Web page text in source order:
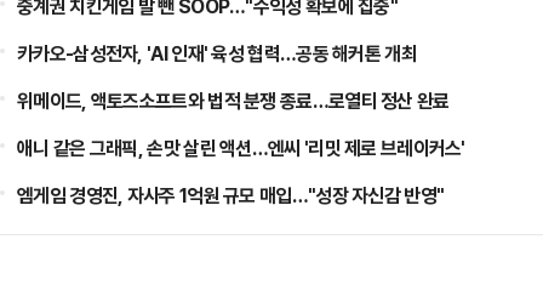
중계권 치킨게임 발 뺀 SOOP…"수익성 확보에 집중"
카카오-삼성전자, 'AI 인재' 육성 협력…공동 해커톤 개최
위메이드, 액토즈소프트와 법적 분쟁 종료…로열티 정산 완료
애니 같은 그래픽, 손맛 살린 액션…엔씨 '리밋 제로 브레이커스'
엠게임 경영진, 자사주 1억원 규모 매입…"성장 자신감 반영"